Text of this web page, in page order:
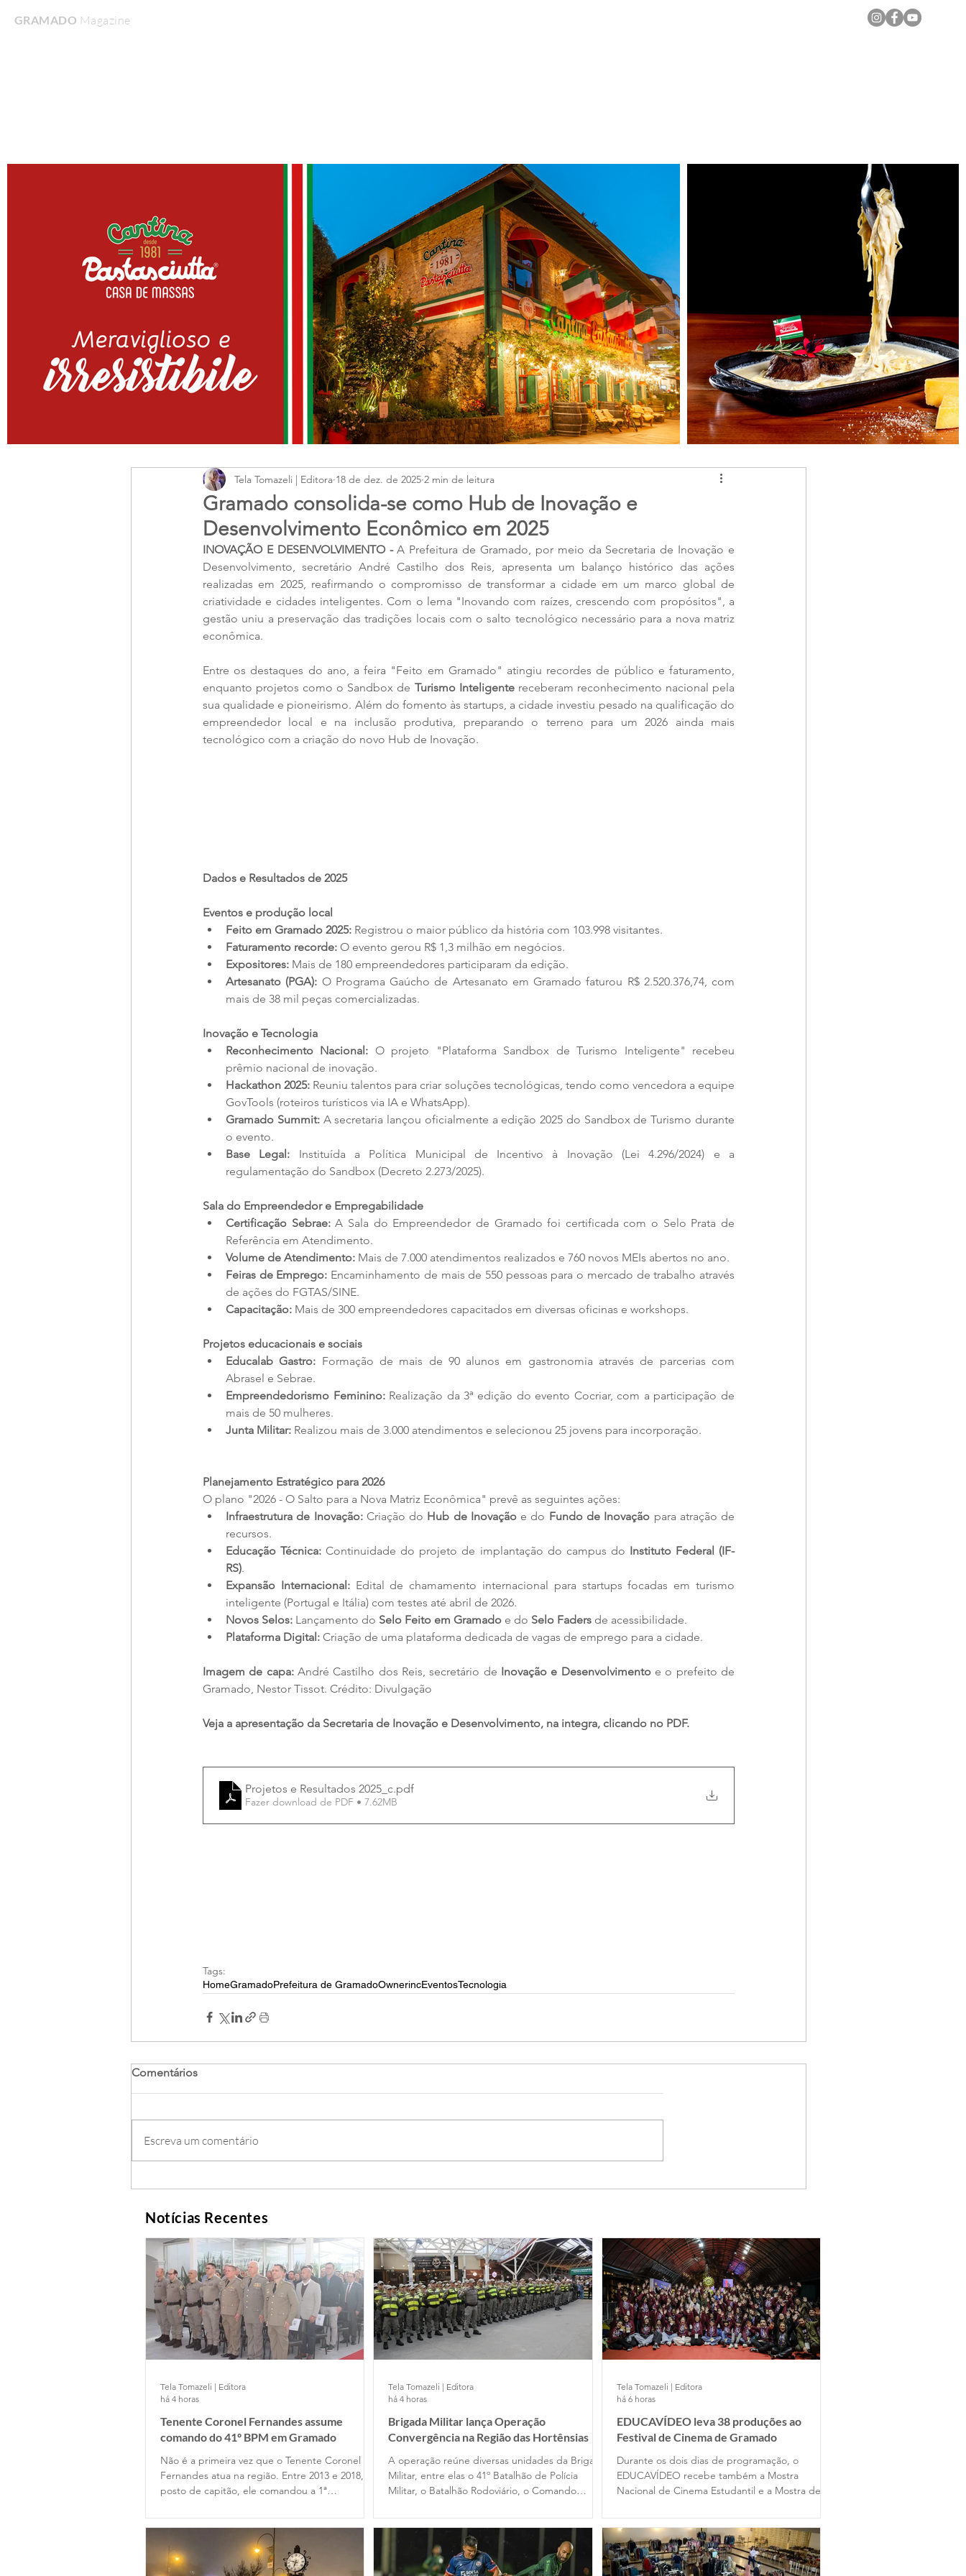
GRAMADO MagazineHome
Gramado consolida-se como Hub de Inovação e
Desenvolvimento Econômico em 2025
Tela Tomazeli | Editora 18 de dez. de 2025 2 min de leitura
INOVAÇÃO E DESENVOLVIMENTO - A Prefeitura de Gramado, por meio da Secretaria de Inovação e
Desenvolvimento, secretário André Castilho dos Reis, apresenta um balanço histórico das ações
realizadas em 2025, reafirmando o compromisso de transformar a cidade em um marco global de
criatividade e cidades inteligentes. Com o lema "Inovando com raízes, crescendo com propósitos", a
gestão uniu a preservação das tradições locais com o salto tecnológico necessário para a nova matriz
econômica.
Entre os destaques do ano, a feira "Feito em Gramado" atingiu recordes de público e faturamento,
enquanto projetos como o Sandbox de Turismo Inteligente receberam reconhecimento nacional pela
sua qualidade e pioneirismo. Além do fomento às startups, a cidade investiu pesado na qualificação do
empreendedor local e na inclusão produtiva, preparando o terreno para um 2026 ainda mais
tecnológico com a criação do novo Hub de Inovação.
Dados e Resultados de 2025
Eventos e produção local
Feito em Gramado 2025: Registrou o maior público da história com 103.998 visitantes.
Faturamento recorde: O evento gerou R$ 1,3 milhão em negócios.
Expositores: Mais de 180 empreendedores participaram da edição.
Artesanato (PGA): O Programa Gaúcho de Artesanato em Gramado faturou R$ 2.520.376,74, com
mais de 38 mil peças comercializadas.
Inovação e Tecnologia
Reconhecimento Nacional: O projeto "Plataforma Sandbox de Turismo Inteligente" recebeu
prêmio nacional de inovação.
Hackathon 2025: Reuniu talentos para criar soluções tecnológicas, tendo como vencedora a equipe
GovTools (roteiros turísticos via IA e WhatsApp).
Gramado Summit: A secretaria lançou oficialmente a edição 2025 do Sandbox de Turismo durante
o evento.
Base Legal: Instituída a Política Municipal de Incentivo à Inovação (Lei 4.296/2024) e a
regulamentação do Sandbox (Decreto 2.273/2025).
Sala do Empreendedor e Empregabilidade
Certificação Sebrae: A Sala do Empreendedor de Gramado foi certificada com o Selo Prata de
Referência em Atendimento.
Volume de Atendimento: Mais de 7.000 atendimentos realizados e 760 novos MEIs abertos no ano.
Feiras de Emprego: Encaminhamento de mais de 550 pessoas para o mercado de trabalho através
de ações do FGTAS/SINE.
Capacitação: Mais de 300 empreendedores capacitados em diversas oficinas e workshops.
Projetos educacionais e sociais
Educalab Gastro: Formação de mais de 90 alunos em gastronomia através de parcerias com
Abrasel e Sebrae.
Empreendedorismo Feminino: Realização da 3ª edição do evento Cocriar, com a participação de
mais de 50 mulheres.
Junta Militar: Realizou mais de 3.000 atendimentos e selecionou 25 jovens para incorporação.
Planejamento Estratégico para 2026
O plano "2026 - O Salto para a Nova Matriz Econômica" prevê as seguintes ações:
Infraestrutura de Inovação: Criação do Hub de Inovação e do Fundo de Inovação para atração de
recursos.
Educação Técnica: Continuidade do projeto de implantação do campus do Instituto Federal (IF-
RS).
Expansão Internacional: Edital de chamamento internacional para startups focadas em turismo
inteligente (Portugal e Itália) com testes até abril de 2026.
Novos Selos: Lançamento do Selo Feito em Gramado e do Selo Faders de acessibilidade.
Plataforma Digital: Criação de uma plataforma dedicada de vagas de emprego para a cidade.
Imagem de capa: André Castilho dos Reis, secretário de Inovação e Desenvolvimento e o prefeito de
Gramado, Nestor Tissot. Crédito: Divulgação
Veja a apresentação da Secretaria de Inovação e Desenvolvimento, na integra, clicando no PDF.
Projetos e Resultados 2025_c.pdf
Fazer download de PDF • 7.62MB
Tags:
HomeGramadoPrefeitura de GramadoOwnerincEventosTecnologia
Comentários
Escreva um comentário
Notícias Recentes
Tenente Coronel Fernandes assume
comando do 41º BPM em Gramado
Não é a primeira vez que o Tenente Coronel
Fernandes atua na região. Entre 2013 e 2018, no
posto de capitão, ele comandou a 1ª
Estado Maior da Unidade. Retornou em 2020,
permanecendo até 2022, quando ocupou o
posto de major na função de subcomandante
do Batalhão.
Tela Tomazeli | Editora
há 4 horas
Brigada Militar lança Operação
Convergência na Região das Hortênsias
A operação reúne diversas unidades da Brigada
Militar, entre elas o 41º Batalhão de Polícia
Militar, o Batalhão Rodoviário, o Comando
Departamento de Ensino. Participam das ações
dois alunos-oficiais do Curso Superior de Polícia
Militar e 120 alunos-soldados do Curso Básico
de Formação Policial Militar, das escolas de
Tela Tomazeli | Editora
há 4 horas
EDUCAVÍDEO leva 38 produções ao
Festival de Cinema de Gramado
Durante os dois dias de programação, o
EDUCAVÍDEO recebe também a Mostra
Nacional de Cinema Estudantil e a Mostra de
diferentes estados do país ao lado dos
trabalhos dos alunos gramadenses.
Tela Tomazeli | Editora
há 6 horas